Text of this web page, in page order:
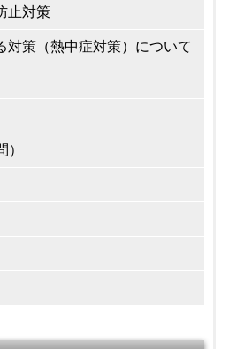
止対策
対策（熱中症対策）について